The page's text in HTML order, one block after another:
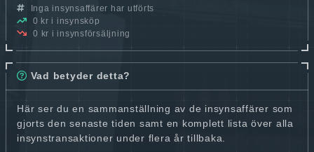
Inga insynsaffärer har utförts
0 kr i insynsköp
0 kr i insynsförsäljning
Vad betyder detta?
Här ser du en sammanställning av de insynsaffärer som
gjorts den senaste tiden samt en komplett lista över alla
insynstransaktioner under flera år tillbaka.